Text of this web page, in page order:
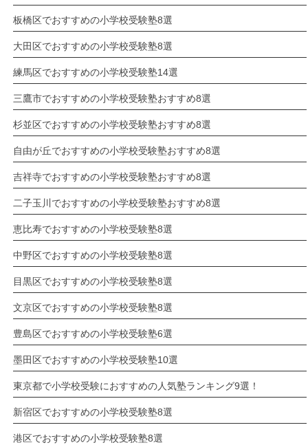
板橋区でおすすめの小学校受験塾8選
大田区でおすすめの小学校受験塾8選
練馬区でおすすめの小学校受験塾14選
三鷹市でおすすめの小学校受験塾おすすめ8選
杉並区でおすすめの小学校受験塾おすすめ8選
自由が丘でおすすめの小学校受験塾おすすめ8選
吉祥寺でおすすめの小学校受験塾おすすめ8選
二子玉川でおすすめの小学校受験塾おすすめ8選
恵比寿でおすすめの小学校受験塾8選
中野区でおすすめの小学校受験塾8選
目黒区でおすすめの小学校受験塾8選
文京区でおすすめの小学校受験塾8選
豊島区でおすすめの小学校受験塾6選
墨田区でおすすめの小学校受験塾10選
東京都で小学校受験におすすめの人気塾ランキング9選！
新宿区でおすすめの小学校受験塾8選
港区でおすすめの小学校受験塾8選